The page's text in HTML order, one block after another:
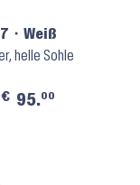
⬝ Weiß
helle Sohle
€ 95.00